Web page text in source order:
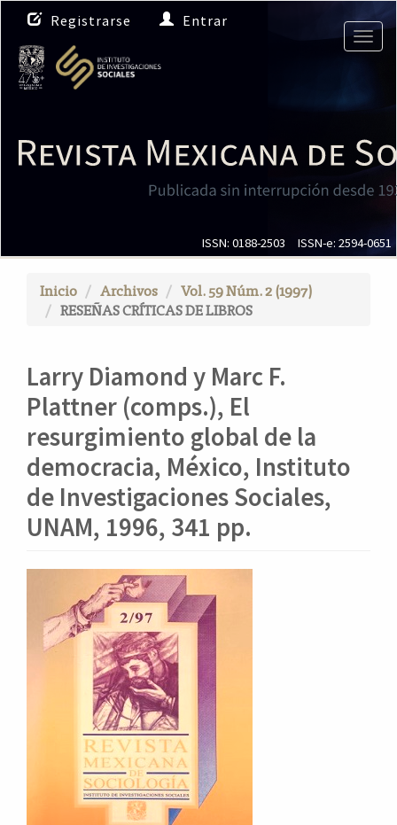
N
a
v
e
g
i
ó
n
c
C
o
t
e
n
i
d
o
r
Registrarse Entrar
ISSN: 0188-2503 ISSN-e: 2594-0651
Inicio Archivos
Vol. 59 Núm. 2 (1997)
RESEÑAS CRÍTICAS DE LIBROS
Larry Diamond y Marc F.
Plattner (comps.), El
resurgimiento global de la
democracia, México, Instituto
de Investigaciones Sociales,
UNAM, 1996, 341 pp.
lateral
del
artículo